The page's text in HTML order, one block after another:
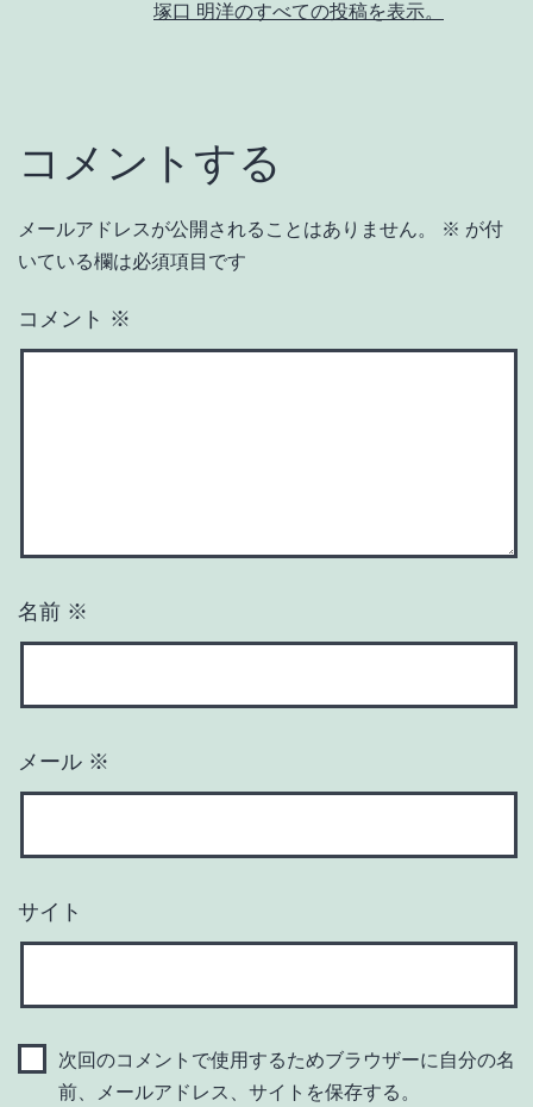
塚口 明洋のすべての投稿を表示。
コメントする
メールアドレスが公開されることはありません。 ※ が付
いている欄は必須項目です
コメント ※
名前 ※
メール ※
サイト
次回のコメントで使用するためブラウザーに自分の名
前、メールアドレス、サイトを保存する。